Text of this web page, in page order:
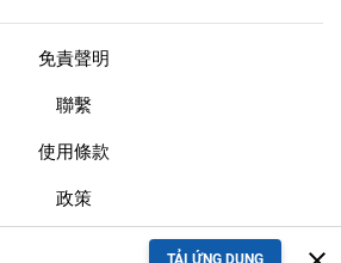
免責聲明
聯繫
使用條款
政策
TẢI ỨNG DỤNG